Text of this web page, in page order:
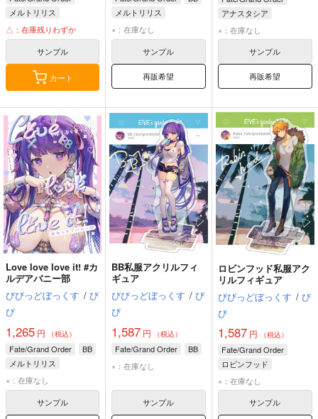
メルトリリス
オベロン
アルトリア・キャスター
△：在庫残りわずか
サンプル
カート
メルトリリス
バーヴァン・シー
×：在庫なし
サンプル
再販希望
アナスタシア
マリー・アントワネット
殺生院キアラ
×：在庫なし
サンプル
再販希望
Love love love it! #カ
ルデアバニー部
びびっどぼっくす / び
び
1,265 円 （税込）
Fate/Grand Order
BB
メルトリリス
モルガン
×：在庫なし
サンプル
BB私服アクリルフィ
ギュア
びびっどぼっくす / び
び
1,587 円 （税込）
Fate/Grand Order
BB
×：在庫なし
サンプル
ロビンフッド私服アク
リルフィギュア
びびっどぼっくす / び
び
1,587円 （税込）
Fate/Grand Order
ロビンフッド
×：在庫なし
サンプル